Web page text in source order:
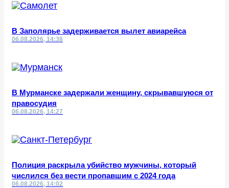
В Заполярье задерживается вылет авиарейса
06.08.2026, 14:38
В Мурманске задержали женщину, скрывавшуюся от
правосудия
06.08.2026, 14:27
Полиция раскрыла убийство мужчины, который
числился без вести пропавшим с 2024 года
06.08.2026, 14:02